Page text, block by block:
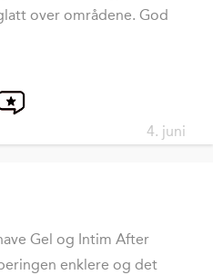
over områdene. God
4. juni
Gel og Intim After
enklere og det